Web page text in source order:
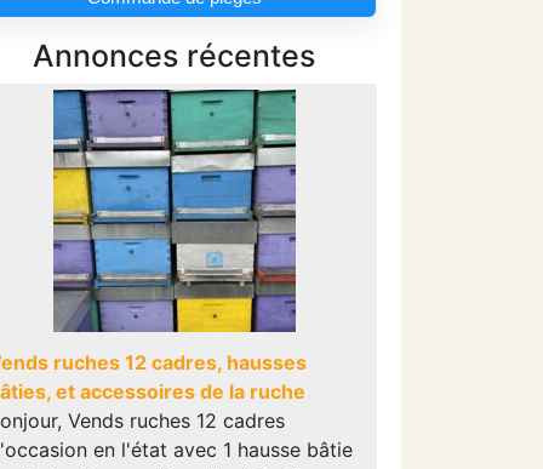
Annonces récentes
ruches 12 cadres, hausses
et accessoires de la ruche
Vends ruches 12 cadres
en l'état avec 1 hausse bâtie